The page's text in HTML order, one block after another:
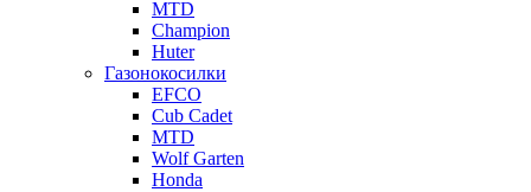
MTD
Champion
Huter
Газонокосилки
EFCO
Cub Cadet
MTD
Wolf Garten
Honda